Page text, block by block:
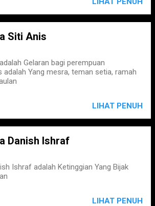
Siti Anis
Gelaran bagi perempuan
adalah Yang mesra, teman setia, ramah
LIHAT PENUH
Danish Ishraf
Ishraf adalah Ketinggian Yang Bijak
LIHAT PENUH